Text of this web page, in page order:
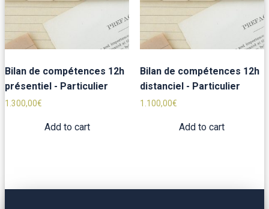
Bilan de compétences 12h
présentiel - Particulier
1.300,00€
Add to cart
Bilan de compétences 12h
distanciel - Particulier
1.100,00€
Add to cart